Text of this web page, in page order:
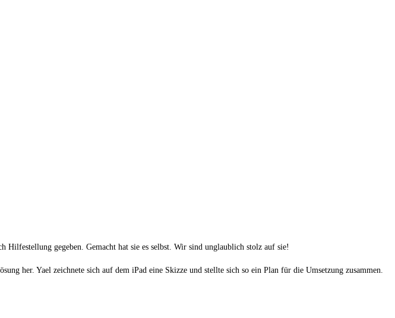
gegeben. Gemacht hat sie es selbst. Wir sind unglaublich stolz auf sie!
her. Yael zeichnete sich auf dem iPad eine Skizze und stellte sich so ein Plan für die Umsetzung zusammen.